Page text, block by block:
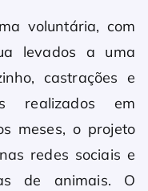
voluntária, com
levados a uma
castrações e
realizados em
meses, o projeto
redes sociais e
de animais. O